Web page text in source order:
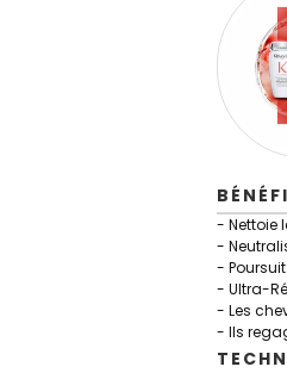
- Nettoie
-
-
- Ultra-
- Les
- Ils